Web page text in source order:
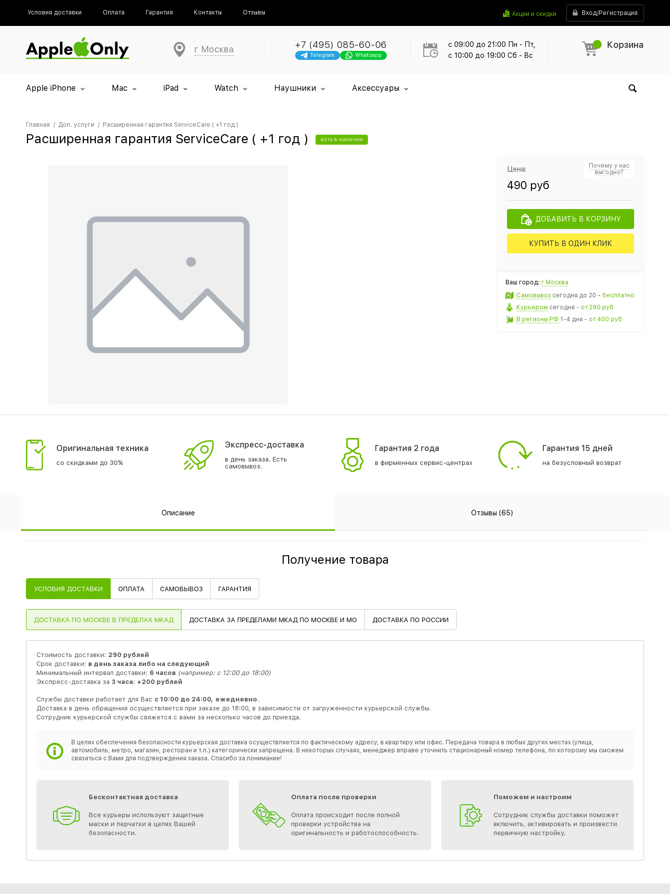
Условия доставки Оплата Гарантия Контакты Отзывы Акции и скидки Вход/Регистрация
г Москва +7 (495) 085-60-06
Telegram Whatsapp
с 09:00 до 21:00 Пн - Пт,
с 10:00 до 19:00 Сб - Вс
Корзина
Apple iPhone Mac iPad Watch Наушники Аксессуары
Главная Доп. услуги Расширенная гарантия ServiceCare ( +1 год )
Расширенная гарантия ServiceCare ( +1 год ) есть в наличии
Почему у нас
выгодно?
Цена:
490 руб
ДОБАВИТЬ В КОРЗИНУ
КУПИТЬ В ОДИН КЛИК
Ваш город: г Москва
Самовывоз сегодня до 20 - бесплатно
Курьером сегодня - от 290 руб
В регионы РФ 1-4 дня - от 400 руб
Оригинальная техника
со скидками до 30%
Экспресс-доставка
в день заказа. Есть
самовывоз.
Гарантия 2 года
в фирменных сервис-центрах
Гарантия 15 дней
на безусловный возврат
Описание Отзывы (65)
Получение товара
УСЛОВИЯ ДОСТАВКИ ОПЛАТА САМОВЫВОЗ ГАРАНТИЯ
ДОСТАВКА ПО МОСКВЕ В ПРЕДЕЛАХ МКАД ДОСТАВКА ЗА ПРЕДЕЛАМИ МКАД ПО МОСКВЕ И МО ДОСТАВКА ПО РОССИИ
Стоимость доставки: 290 рублей
Срок доставки: в день заказа либо на следующий
Минимальный интервал доставки: 6 часов (например: с 12:00 до 18:00)
Экспресс-доставка за 3 часа: +200 рублей
Службы доставки работает для Вас с 10:00 до 24:00, ежедневно.
Доставка в день обращения осуществляется при заказе до 18:00, в зависимости от загруженности курьерской службы.
Сотрудник курьерской службы свяжется с вами за несколько часов до приезда.
В целях обеспечения безопасности курьерская доставка осуществляется по фактическому адресу, в квартиру или офис. Передача товара в любых других местах (улица,
автомобиль, метро, магазин, ресторан и т.п.) категорически запрещена. В некоторых случаях, менеджер вправе уточнить стационарный номер телефона, по которому мы сможем
связаться с Вами для подтверждения заказа. Спасибо за понимание!
Бесконтактная доставка
Все курьеры используют защитные
маски и перчатки в целях Вашей
безопасности.
Оплата после проверки
Оплата происходит после полной
проверки устройства на
оригинальность и работоспособность.
Поможем и настроим
Сотрудник службы доставки поможет
включить, активировать и произвести
первичную настройку.